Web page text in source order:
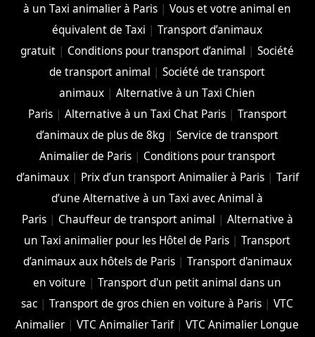
à un Taxi animalier à Paris |Vous et votre animal en
équivalent de Taxi |Transport d’animaux
gratuit | Conditions pour transport d’animal |Société
de transport animal |Société de transport
animaux |Alternative à un Taxi Chien
Paris| Alternative à un Taxi Chat Paris| Transport
d’animaux de plus de 8kg |Service de transport
Animalier de Paris| Conditions pour transport
d’animaux| Prix d’un transport Animalier à Paris| Tarif
d’une Alternative à un Taxi avec Animal à
Paris| Chauffeur de transport animal | Alternative à
un Taxi animalier pour les Hôtel de Paris |Transport
d’animaux aux hôtels de Paris| Transport d'animaux
en voiture |Transport d'un petit animal dans un
sac |Transport de gros chien en voiture à Paris |VTC
Animalier |VTC Animalier Tarif|VTC Animalier Longue